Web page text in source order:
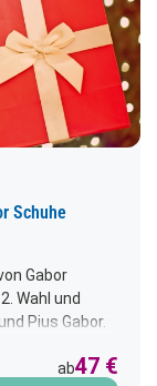
Schuhe
Gabor
Wahl und
Pius Gabor.
es in dieab47 €